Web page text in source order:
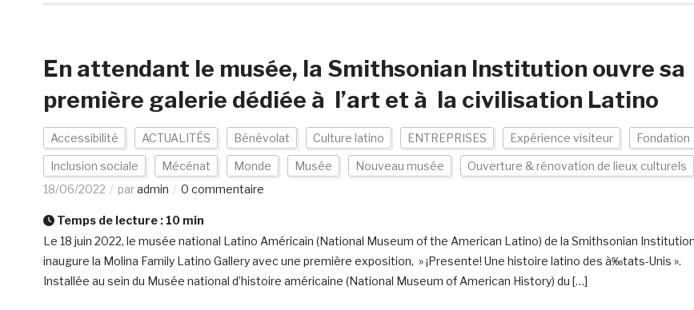
En attendant le musée, la Smithsonian Institution ouvre sa
première galerie dédiée à l’art et à la civilisation Latino
Accessibilité ACTUALITÉS Bénévolat Culture latino ENTREPRISES Expérience visiteur Fondation
Inclusion sociale Mécénat Monde Musée Nouveau musée
Ouverture & rénovation de lieux culturels
18/06/2022
paradmin 0 commentaire
Temps de lecture : 10 min
Le 18 juin 2022, le musée national Latino Américain (National Museum of the American Latino) de la Smithsonian Institution
inaugure la Molina Family Latino Gallery avec une première exposition, » ¡Presente! Une histoire latino des à‰tats-Unis ».
Installée au sein du Musée national d’histoire américaine (National Museum of American History) du […]